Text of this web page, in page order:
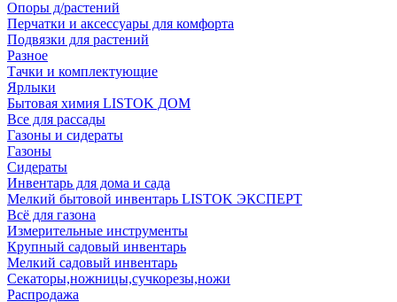
Опоры д/растений
Перчатки и аксессуары для комфорта
Подвязки для растений
Разное
Тачки и комплектующие
Ярлыки
Бытовая химия LISTOK ДОМ
Все для рассады
Газоны и сидераты
Газоны
Сидераты
Инвентарь для дома и сада
Мелкий бытовой инвентарь LISTOK ЭКСПЕРТ
Всё для газона
Измерительные инструменты
Крупный садовый инвентарь
Мелкий садовый инвентарь
Секаторы,ножницы,сучкорезы,ножи
Распродажа